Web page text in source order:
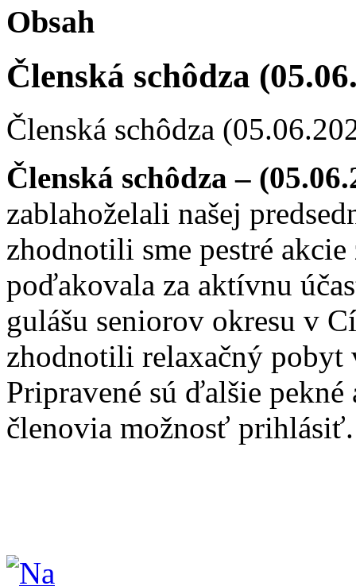
Obsah
Členská schôdza
Členská schôdza
Členská schôdza –
zablahoželali našej
zhodnotili sme pestré
poďakovala za aktívnu
gulášu seniorov okresu v
zhodnotili relaxačný pobyt
Pripravené sú ďalšie
členovia možnosť prihlásiť.